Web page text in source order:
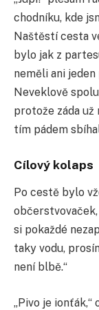
chodníku, kde
Naštěstí cesta
bylo jak z
neměli ani
Neveklově
protože záda už
tím pádem
Cílový kolaps
Po cestě bylo
si pokaždé
taky vodu,
není blbě.“
„Pivo je